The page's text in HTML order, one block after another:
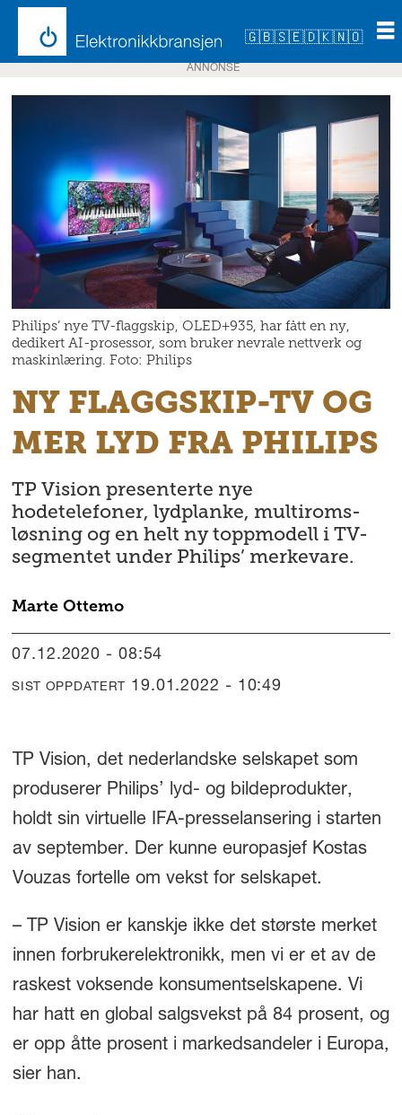
🇬🇧🇸🇪🇩🇰🇳🇴
ANNONSE
Philips’ nye TV-flaggskip, OLED+935, har fått en ny,
dedikert AI-prosessor, som bruker nevrale nettverk og
maskinlæring. Foto: Philips
NY FLAGGSKIP-TV OG
MER LYD FRA PHILIPS
TP Vision presenterte nye
hodetelefoner, lydplanke, multiroms-
løsning og en helt ny toppmodell i TV-
segmentet under Philips’ merkevare.
Marte Ottemo
07.12.2020 - 08:54
SIST OPPDATERT 19.01.2022 - 10:49
TP Vision, det nederlandske selskapet som
produserer Philips’ lyd- og bildeprodukter,
holdt sin virtuelle IFA-presselansering i starten
av september. Der kunne europasjef Kostas
Vouzas fortelle om vekst for selskapet.
– TP Vision er kanskje ikke det største merket
innen forbrukerelektronikk, men vi er et av de
raskest voksende konsumentselskapene. Vi
har hatt en global salgsvekst på 84 prosent, og
er opp åtte prosent i markedsandeler i Europa,
sier han.